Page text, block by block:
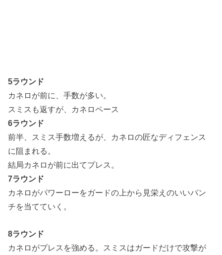
5ラウンド
カネロが前に、手数が多い。
スミスも返すが、カネロペース
6ラウンド
前半、スミス手数増えるが、カネロの匠なディフェンス
に阻まれる。
結局カネロが前に出てプレス。
7ラウンド
カネロがパワーローをガードの上から見栄えのいいパン
チを当てていく。
8ラウンド
カネロがプレスを強める。スミスはガードだけで攻撃が